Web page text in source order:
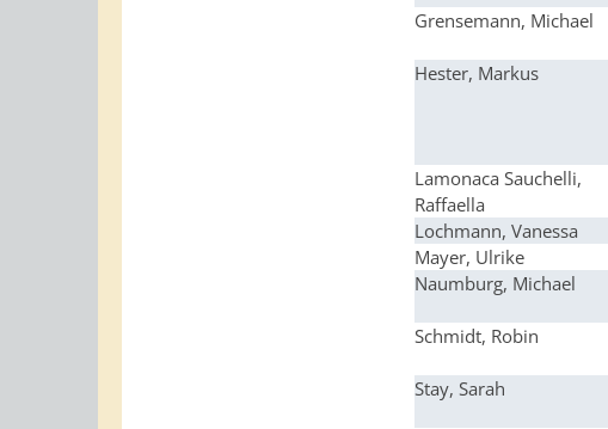
Grensemann, Michael
Hester, Markus
Lamonaca Sauchelli,
Raffaella
Lochmann, Vanessa
Mayer, Ulrike
Naumburg, Michael
Schmidt, Robin
Stay, Sarah